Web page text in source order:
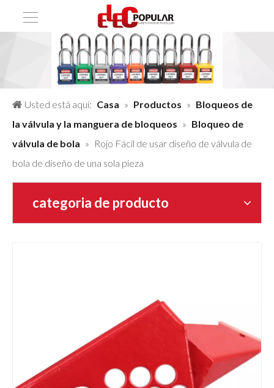
Usted está aquí: Casa » Productos » Bloqueos de
la válvula y la manguera de bloqueos » Bloqueo de
válvula de bola » Rojo Fácil de usar diseño de válvula de
bola de diseño de una sola pieza
categoria de producto